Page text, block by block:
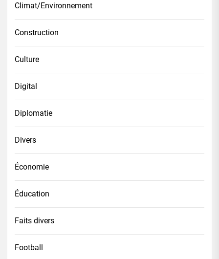
Climat/Environnement
Construction
Culture
Digital
Diplomatie
Divers
Économie
Éducation
Faits divers
Football